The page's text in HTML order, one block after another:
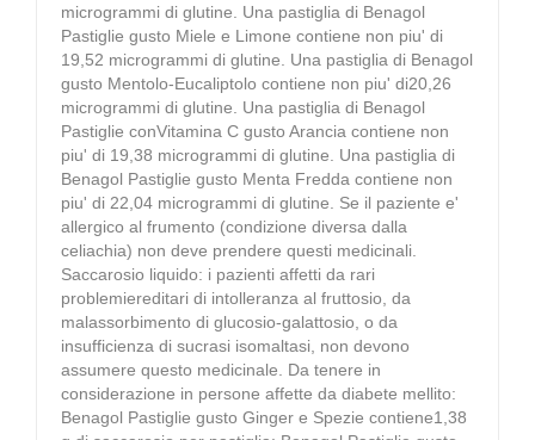
microgrammi di glutine. Una pastiglia di Benagol
Pastiglie gusto Miele e Limone contiene non piu' di
19,52 microgrammi di glutine. Una pastiglia di Benagol
gusto Mentolo-Eucaliptolo contiene non piu' di20,26
microgrammi di glutine. Una pastiglia di Benagol
Pastiglie conVitamina C gusto Arancia contiene non
piu' di 19,38 microgrammi di glutine. Una pastiglia di
Benagol Pastiglie gusto Menta Fredda contiene non
piu' di 22,04 microgrammi di glutine. Se il paziente e'
allergico al frumento (condizione diversa dalla
celiachia) non deve prendere questi medicinali.
Saccarosio liquido: i pazienti affetti da rari
problemiereditari di intolleranza al fruttosio, da
malassorbimento di glucosio-galattosio, o da
insufficienza di sucrasi isomaltasi, non devono
assumere questo medicinale. Da tenere in
considerazione in persone affette da diabete mellito:
Benagol Pastiglie gusto Ginger e Spezie contiene1,38